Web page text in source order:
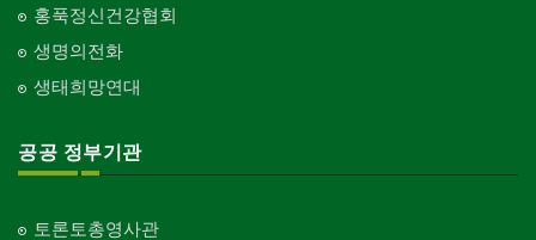
홍푹정신건강협회
생명의전화
생태희망연대
공공 정부기관
토론토총영사관